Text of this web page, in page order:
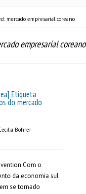
mercado empresarial coreano
empresarial coreano
Etiqueta
do mercado
Bohrer
Com o
da economia sul
se tornado